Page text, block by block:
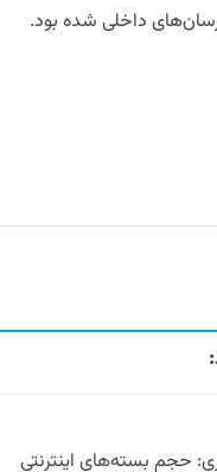
داخلی شده بود.
حجم بسته‌های اینترنتی